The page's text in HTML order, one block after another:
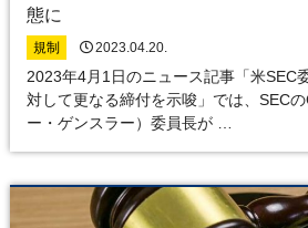
態に
規制 2023.04.20.
2023年4月1日のニュース記事「米SEC
対して更なる締付を示唆」では、SEC
ー・ゲンスラー）委員長が …